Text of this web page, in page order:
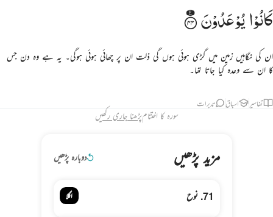
كَانُوْایُوْعَدُوْنَ
ان کی نگاہیں زمین میں گڑی ہوئی ہوں گی ذلت ان پر چھائی ہوئی ہوگی۔ یہ ہے وہ دن جس
کا ان سے وعدہ کیا جاتا تھا۔
تفاسیر اسباق تدبرات
سورہ کا اختتامپڑھنا جاری رکھیں
مزید پڑھیں دوبارہ پڑھیں
71. نوح اگلا